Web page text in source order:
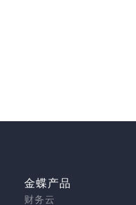
金蝶产品
财务云